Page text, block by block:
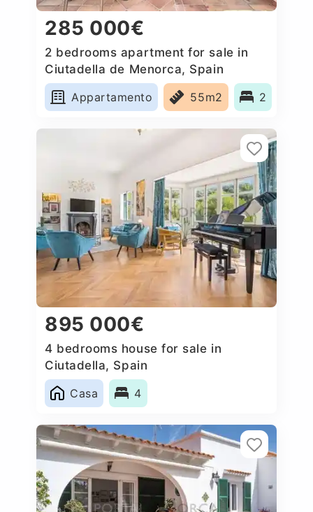
285 000€
2 bedrooms apartment for sale in
Ciutadella de Menorca, Spain
Appartamento
55m2 2
895 000€
4 bedrooms house for sale in
Ciutadella, Spain
Casa
4